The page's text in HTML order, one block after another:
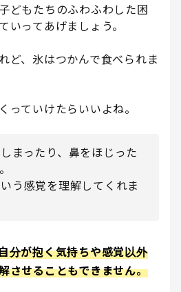
どもたちのふわふわした困
いってあげましょう。
ど、氷はつかんで食べられま
っていけたらいいよね。
まったり、鼻をほじった
う感覚を理解してくれま
分が抱く気持ちや感覚以外
させることもできません。